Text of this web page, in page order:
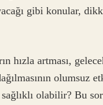
gibi konular,
hızla artması,
olumsuz
olabilir? Bu